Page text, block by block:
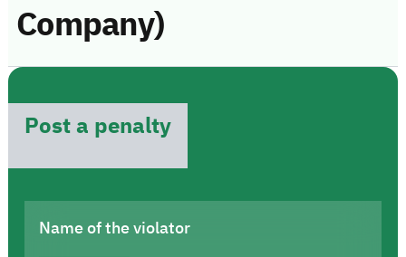
Company)
Post a penalty
Name of the violator